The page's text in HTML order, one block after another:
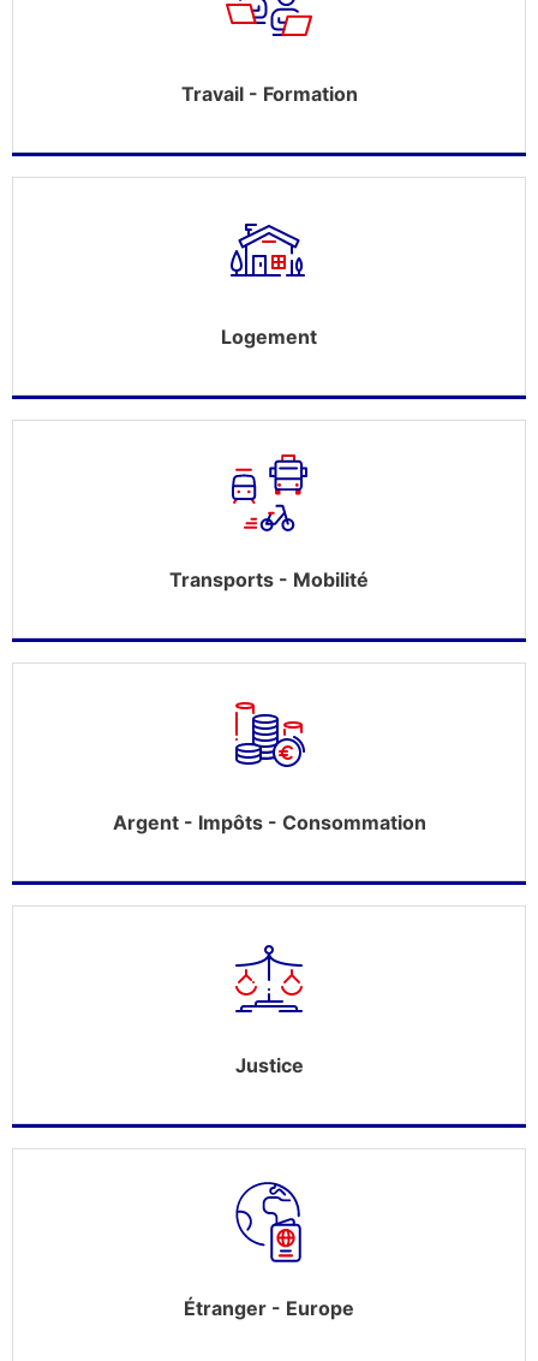
Travail - Formation
Logement
Transports - Mobilité
Argent - Impôts - Consommation
Justice
Étranger - Europe